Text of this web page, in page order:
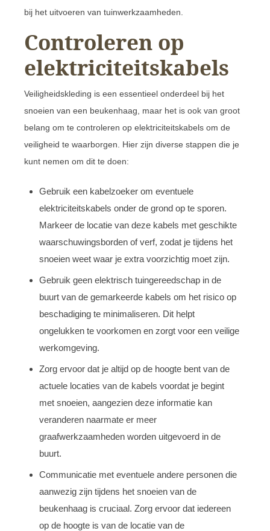
bij het uitvoeren van tuinwerkzaamheden.
Controleren op
elektriciteitskabels
Veiligheidskleding is een essentieel onderdeel bij het
snoeien van een beukenhaag, maar het is ook van groot
belang om te controleren op elektriciteitskabels om de
veiligheid te waarborgen. Hier zijn diverse stappen die je
kunt nemen om dit te doen:
Gebruik een kabelzoeker om eventuele
elektriciteitskabels onder de grond op te sporen.
Markeer de locatie van deze kabels met geschikte
waarschuwingsborden of verf, zodat je tijdens het
snoeien weet waar je extra voorzichtig moet zijn.
Gebruik geen elektrisch tuingereedschap in de
buurt van de gemarkeerde kabels om het risico op
beschadiging te minimaliseren. Dit helpt
ongelukken te voorkomen en zorgt voor een veilige
werkomgeving.
Zorg ervoor dat je altijd op de hoogte bent van de
actuele locaties van de kabels voordat je begint
met snoeien, aangezien deze informatie kan
veranderen naarmate er meer
graafwerkzaamheden worden uitgevoerd in de
buurt.
Communicatie met eventuele andere personen die
aanwezig zijn tijdens het snoeien van de
beukenhaag is cruciaal. Zorg ervoor dat iedereen
op de hoogte is van de locatie van de